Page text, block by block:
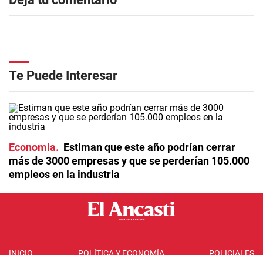
Te Puede Interesar
Economia
Estiman que este año podrían cerrar
más de 3000 empresas y que se perderían 105.000
empleos en la industria